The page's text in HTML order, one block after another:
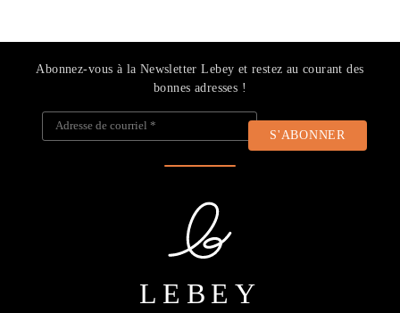
Abonnez-vous à la Newsletter Lebey et restez au courant des
bonnes adresses !
Adresse de courriel
LEBEY